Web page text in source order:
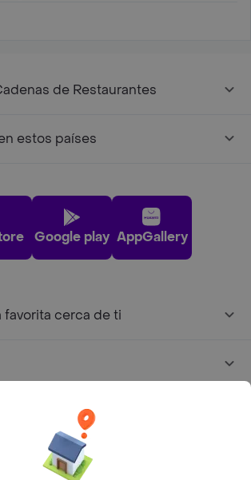
de Restaurantes
estos países
Google play AppGallery
cerca de ti